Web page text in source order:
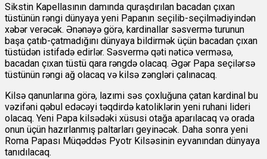
Sikstin Kapellasının damında quraşdırılan bacadan çıxan
tüstünün rəngi dünyaya yeni Papanın seçilib-seçilmədiyindən
xəbər verəcək. Ənənəyə görə, kardinallar səsvermə turunun
başa çatıb-çatmadığını dünyaya bildirmək üçün bacadan çıxan
tüstüdən istifadə edirlər. Səsvermə qəti nəticə verməsə,
bacadan çıxan tüstü qara rəngdə olacaq. Əgər Papa seçilərsə
tüstünün rəngi ağ olacaq və kilsə zəngləri çalınacaq.
Kilsə qanunlarına görə, lazımi səs çoxluğuna çatan kardinal bu
vəzifəni qəbul edəcəyi təqdirdə katoliklərin yeni ruhani lideri
olacaq. Yeni Papa kilsədəki xüsusi otağa aparılacaq və orada
onun üçün hazırlanmış paltarları geyinəcək. Daha sonra yeni
Roma Papası Müqəddəs Pyotr Kilsəsinin eyvanından dünyaya
tanıdılacaq.